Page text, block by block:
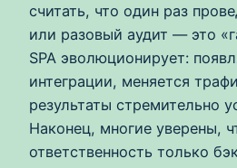
считать, что один раз
или разовый аудит — это
SPA эволюционирует:
интеграции, меняется
результаты стремительно
Наконец, многие уверены,
ответственность только